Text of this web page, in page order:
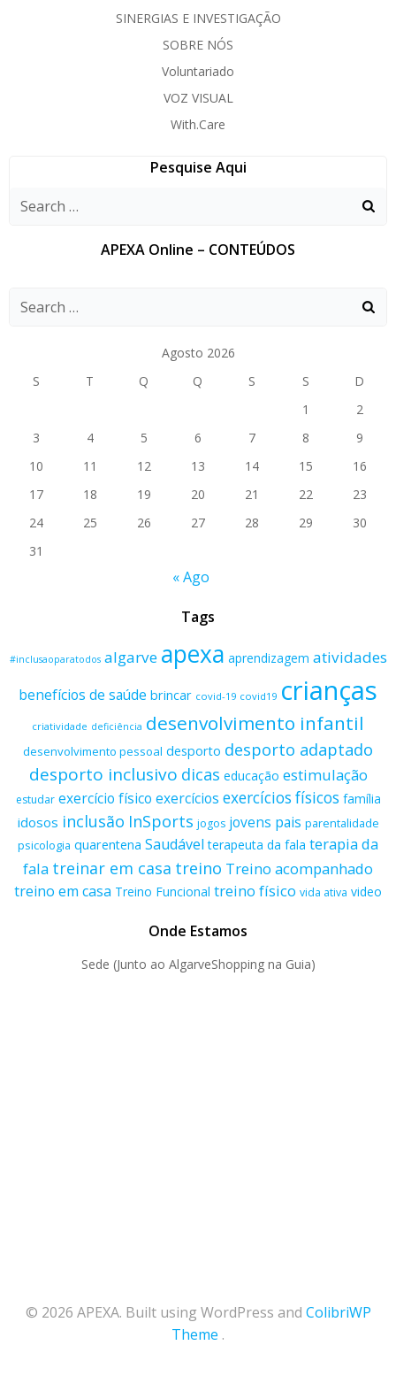
SINERGIAS E INVESTIGAÇÃO
SOBRE NÓS
Voluntariado
VOZ VISUAL
With.Care
Pesquise Aqui
APEXA Online – CONTEÚDOS
Agosto 2026
S
T Q Q S S
D
1
2
3
4 5 6 7 8
9
10
11 12 13 14 15
16
17
18 19 20 21 22
23
24
25 26 27 28 29
30
31
« Ago
Tags
#inclusaoparatodos algarve apexa aprendizagem atividades
benefícios de saúde brincar covid-19 covid19 crianças
criatividade deficiência desenvolvimento infantil
desenvolvimento pessoal desporto desporto adaptado
desporto inclusivo dicas educação estimulação
estudar exercício físico exercícios exercícios físicos família
idosos inclusão InSports jogos jovens pais parentalidade
psicologia quarentena Saudável terapeuta da fala terapia da
fala treinar em casa treino Treino acompanhado
treino em casa Treino Funcional treino físico vida ativa video
Onde Estamos
Sede (Junto ao AlgarveShopping na Guia)
© 2026 APEXA. Built using WordPress and ColibriWP
Theme .